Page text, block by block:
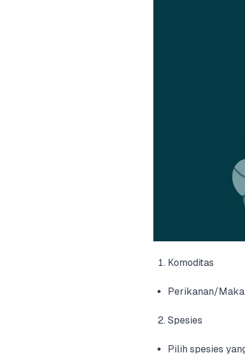
Komoditas
Perikanan/
Spesies
Pilih spesies